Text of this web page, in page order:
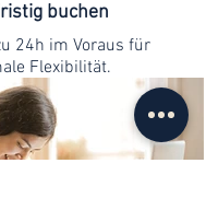
buchen
24h im Voraus für
Flexibilität.